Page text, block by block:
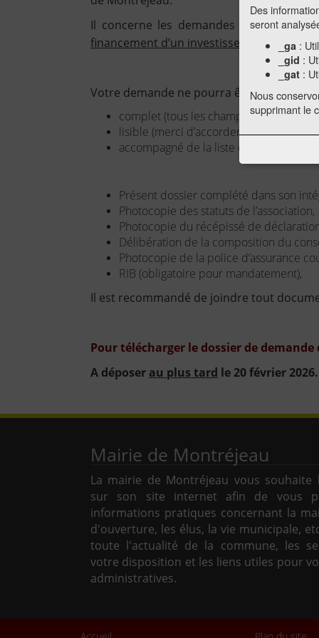
Des
seront
_ga :
_gid :
_gat :
Nous
supprimant le
Il concerne les demandes de
financement d’un investissement.
Votre demande ne pourra être prise en
complet (tous les champs doivent être
lisible (merci d’accorder un soin à
accompagné de la liste des pièces
Présent dossier complété dans son
Photocopie des statuts de l’association,
Photocopie du récépissé de
Délibération de la composition du
Photocopie de la police d’assurance
RIB (obligatoire pour mandatement),
Il est recommandé de joindre tout
Pour télécharger le dossier de
A déposer au plus tard le 20 février 2026.
Mairie de Montréjeau
La mairie de Montréjeau vous souhaite
sur son site internet afin de vous
informations pratiques concernant la
d'ouverture, les élus, la vie municipale,
toute l'actualité de la commune, les
votre disposition et les liens utiles pour
administratives.